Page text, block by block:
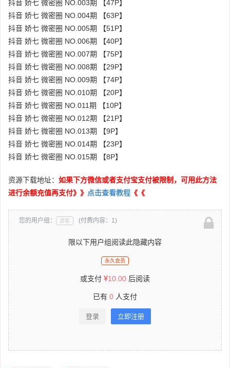
抖音 娇七 微密圈 NO.003期 【47P】
抖音 娇七 微密圈 NO.004期 【63P】
抖音 娇七 微密圈 NO.005期 【51P】
抖音 娇七 微密圈 NO.006期 【40P】
抖音 娇七 微密圈 NO.007期 【75P】
抖音 娇七 微密圈 NO.008期 【29P】
抖音 娇七 微密圈 NO.009期 【74P】
抖音 娇七 微密圈 NO.010期 【20P】
抖音 娇七 微密圈 NO.011期 【10P】
抖音 娇七 微密圈 NO.012期 【21P】
抖音 娇七 微密圈 NO.013期 【9P】
抖音 娇七 微密圈 NO.014期 【23P】
抖音 娇七 微密圈 NO.015期 【8P】
资源下载地址： 如果下方微信或者支付宝支付被限制，可用此方法
进行余额充值再支付》》 点击查看教程 《《
您的用户组： 游客 (付费内容：1)
限以下用户组阅读此隐藏内容
永久会员
或支付 10.00 后阅读
已有 0 人支付
登录 立即注册